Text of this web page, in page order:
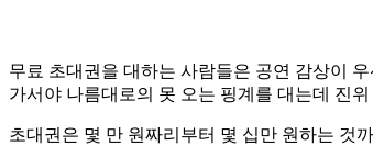
무료 초대권을 대하는 사람들은 공연 감상이
가서야 나름대로의 못 오는 핑계를 대는데 진
초대권은 몇 만 원짜리부터 몇 십만 원하는 것